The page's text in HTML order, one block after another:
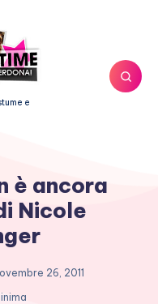
e
è ancora
Nicole
26, 2011